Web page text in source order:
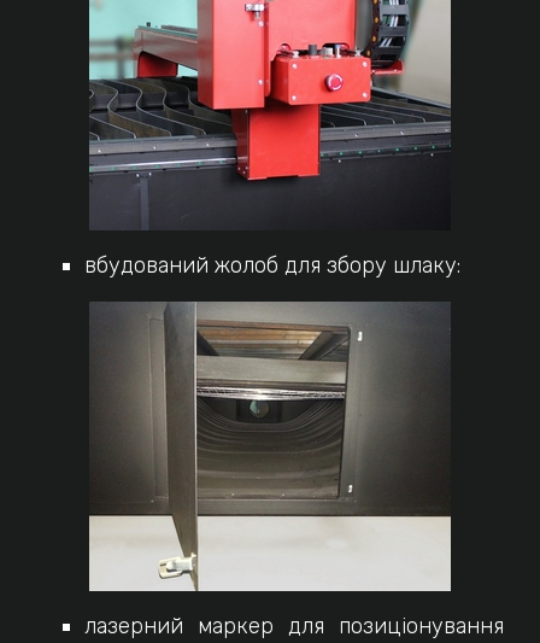
вбудований жолоб для збору шлаку:
лазерний маркер для позиціонування